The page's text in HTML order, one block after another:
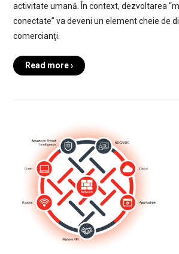
activitate umană. În context, dezvoltarea
conectate” va deveni un element cheie de
comercianţi.
Read more ›